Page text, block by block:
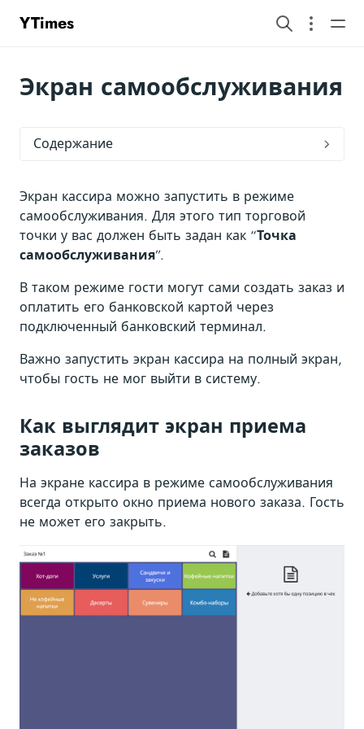
YTimes
Экран самообслуживания
Содержание
Экран кассира можно запустить в режиме
самообслуживания. Для этого тип торговой
точки у вас должен быть задан как “Точка
самообслуживания”.
В таком режиме гости могут сами создать заказ и
оплатить его банковской картой через
подключенный банковский терминал.
Важно запустить экран кассира на полный экран,
чтобы гость не мог выйти в систему.
Как выглядит экран приема
заказов
На экране кассира в режиме самообслуживания
всегда открыто окно приема нового заказа. Гость
не может его закрыть.